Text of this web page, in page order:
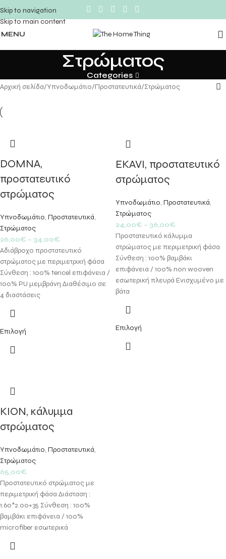
Skip to navigation
Skip to main content
MENU
Στρώματος
Categories
Αρχική σελίδα Υπνοδωμάτιο Προστατευτικά Στρώματος
DOMNA,
προστατευτικό
στρώματος
Υπνοδωμάτιο, Προστατευτικά,
Στρώματος
26,00€ – 34,00€
Αδιάβροχο προστατευτικό
στρώματος με περιμετρική φάσα
Σύνθεση : 100% tencel επιφάνεια /
100% PU μεμβράνη Διαθέσιμο σε
4 διαστάσεις
Επιλογή
EKAVI, προστατευτικό
στρώματος
Υπνοδωμάτιο, Προστατευτικά,
Στρώματος
24,00€ – 36,00€
Προστατευτικό κάλυμμα
στρώματος με περιμετρική φάσα
Σύνθεση : 100% βαμβάκι
επιφάνεια / 100% non wooven
εσωτερική πλευρά Ενισχυμένο με
βάτα
Επιλογή
KION, κάλυμμα
στρώματος
Υπνοδωμάτιο, Προστατευτικά,
Στρώματος
65,00€
Προστατευτικό στρώματος με
περιμετρική φάσα Διάσταση :
1.60*2.00+35 Σύνθεση : 100%
βαμβάκι επιφάνεια / 100%
microfiber εσωτερικά